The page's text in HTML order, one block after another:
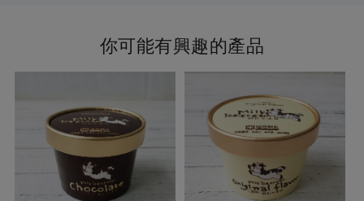
你可能有興趣的產品